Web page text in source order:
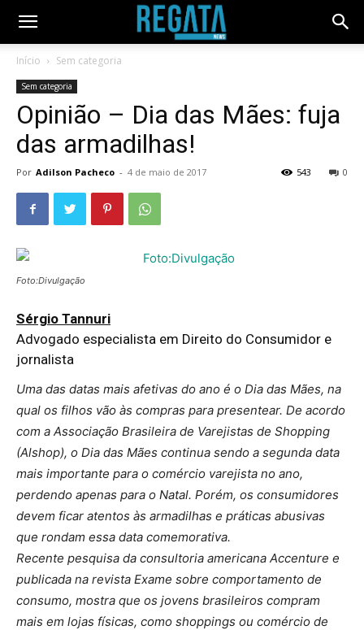
Início Sem categoria
Sem categoria
Opinião – Dia das Mães: fuja
das armadilhas!
Por Adilson Pacheco - 4 de maio de 2017 0
543
Foto:Divulgação
Sérgio Tannuri
Advogado especialista em Direito do Consumidor e
jornalista
Uma das datas mais afetivas do ano é o Dia das Mães, na
qual os filhos vão às compras para presentear. De acordo
com a Associação Brasileira de Varejistas de Shopping
(Alshop), o Dia das Mães continua sendo a segunda data
mais importante para o comércio varejista no ano,
perdendo apenas para o Natal. Porém, os consumidores
devem ficar atentos às armadilhas e práticas abusivas
que rondam essa data comemorativa.
Recente pesquisa da consultoria americana Accenture e
publicada na revista Exame sobre comportamento de
consumo, mostra que os jovens brasileiros compram
mais em lojas físicas, como shoppings ou comércio de